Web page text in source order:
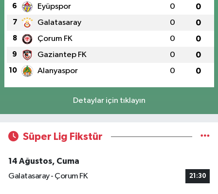
6 Eyüpspor 0 0
7 Galatasaray 0 0
8 Çorum FK 0 0
9 Gaziantep FK 0 0
10 Alanyaspor 0 0
Detaylar için tıklayın
Süper Lig Fikstür
14 Ağustos, Cuma
Galatasaray - Çorum FK
21:30